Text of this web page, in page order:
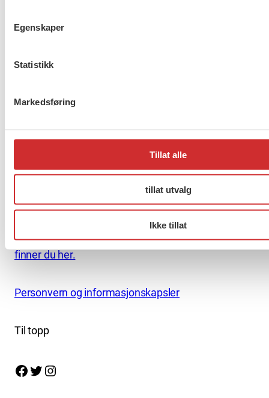
Egenskaper
Statistikk
Markedsføring
Tillat alle
tillat utvalg
Ikke tillat
FO (Fellesorganisasjonen)
Pb. 4693 Sofienberg
kontor@fo.no
Nettredaktør: nettredaktor@fo.no
Ansvarlig redaktør: Marianne Solberg
Fakturaadresser til FO sentralt og FOs avdelinger
finner du her.
Personvern og informasjonskapsler
Til topp
Facebook Twitter Instagram